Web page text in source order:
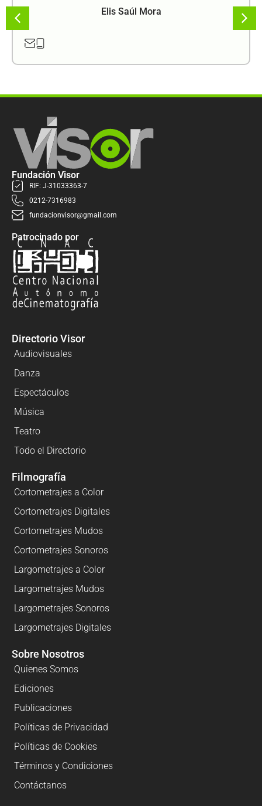
Elis Saúl Mora
Fundación Visor
RIF: J-31033363-7
0212-7316983
fundacionvisor@gmail.com
Patrocinado por
Directorio Visor
Audiovisuales
Danza
Espectáculos
Música
Teatro
Todo el Directorio
Filmografía
Cortometrajes a Color
Cortometrajes Digitales
Cortometrajes Mudos
Cortometrajes Sonoros
Largometrajes a Color
Largometrajes Mudos
Largometrajes Sonoros
Largometrajes Digitales
Sobre Nosotros
Quienes Somos
Ediciones
Publicaciones
Políticas de Privacidad
Políticas de Cookies
Términos y Condiciones
Contáctanos